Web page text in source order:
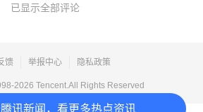
腾讯新闻，看更多热点资讯
已显示全部评论
馈 举报中心 隐私政策
2026 Tencent.All Rights Reserved